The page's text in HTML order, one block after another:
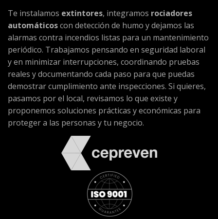
Te instalamos extintores, integramos rociadores
automáticoscon detección de humo y dejamos las
alarmas contra incendios listas para un mantenimiento
periódico. Trabajamos pensando en seguridad laboral
y en minimizar interrupciones, coordinando pruebas
reales y documentando cada paso para que puedas
demostrar cumplimiento ante inspecciones. Si quieres,
pasamos por el local, revisamos lo que existe y
proponemos soluciones prácticas y económicas para
proteger a las personas y tu negocio.